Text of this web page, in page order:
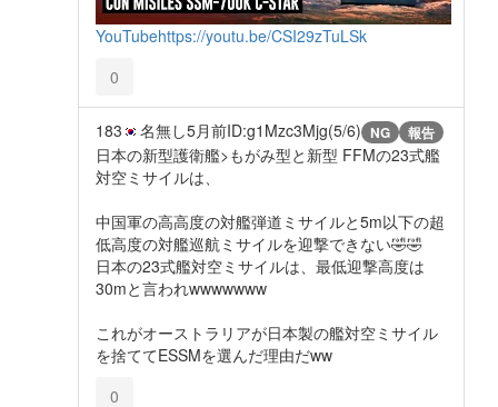
YouTubehttps://youtu.be/CSI29zTuLSk
0
183 名無し5月前ID:g1Mzc3Mjg(5/6) NG 報告
日本の新型護衛艦>もがみ型と新型 FFMの23式艦
対空ミサイルは、
中国軍の高高度の対艦弾道ミサイルと5m以下の超
低高度の対艦巡航ミサイルを迎撃できない🤣🤣
日本の23式艦対空ミサイルは、最低迎撃高度は
30mと言われwwwwwww
これがオーストラリアが日本製の艦対空ミサイル
を捨ててESSMを選んだ理由だww
0